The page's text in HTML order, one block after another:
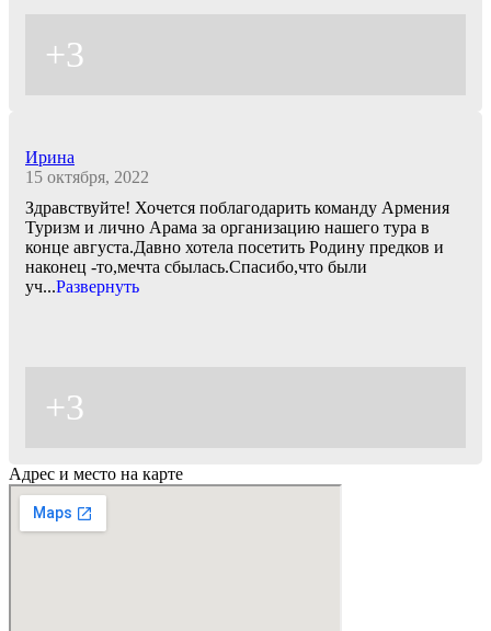
+3
Ирина
15 октября, 2022
Здравствуйте! Хочется поблагодарить команду Армения
Туризм и лично Арама за организацию нашего тура в
конце августа.Давно хотела посетить Родину предков и
наконец -то,мечта сбылась.Спасибо,что были
уч...Развернуть
+3
Адрес и место на карте